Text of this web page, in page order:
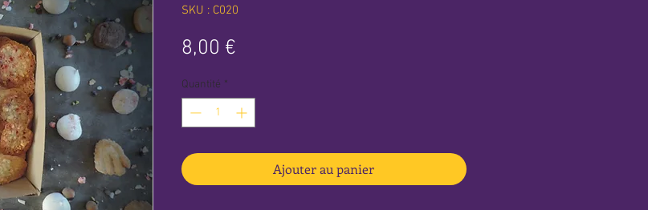
SKU : C020
8,00 €Prix
Quantité *
Ajouter au panier